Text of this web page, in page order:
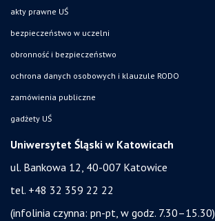
akty prawne UŚ
bezpieczeństwo w uczelni
obronność i bezpieczeństwo
ochrona danych osobowych i klauzule RODO
zamówienia publiczne
gadżety UŚ
Uniwersytet Śląski w Katowicach
ul. Bankowa 12, 40-007 Katowice
tel. +48 32 359 22 22
(infolinia czynna: pn-pt, w godz. 7.30–15.30)